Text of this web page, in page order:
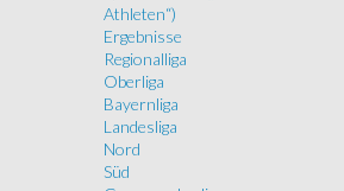
Athleten“)
Ergebnisse
Regionalliga
Oberliga
Bayernliga
Landesliga
Nord
Süd